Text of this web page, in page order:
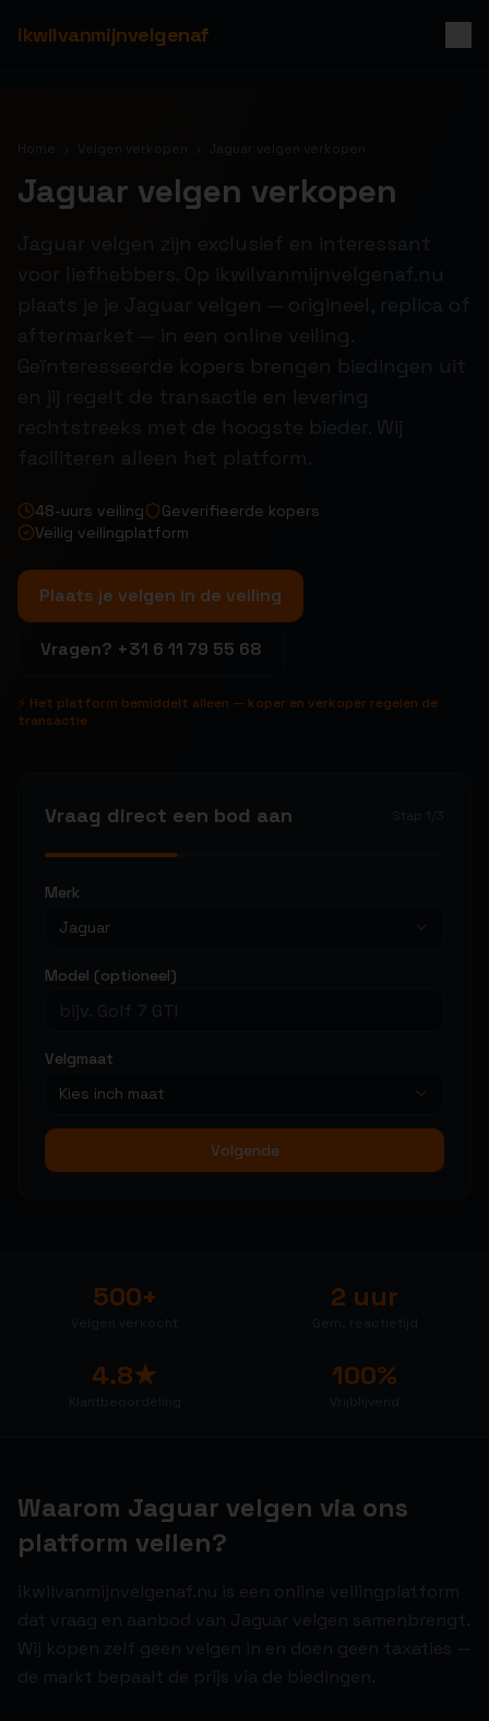
ikwilvanmijnvelgenaf
Home Velgen verkopen Jaguar velgen verkopen
Jaguar velgen verkopen
Jaguar velgen zijn exclusief en interessant
voor liefhebbers. Op ikwilvanmijnvelgenaf.nu
plaats je je Jaguar velgen — origineel, replica of
aftermarket — in een online veiling.
Geïnteresseerde kopers brengen biedingen uit
en jij regelt de transactie en levering
rechtstreeks met de hoogste bieder. Wij
faciliteren alleen het platform.
48-uurs veiling
Geverifieerde kopers
Veilig veilingplatform
Plaats je velgen in de veiling
Vragen? +31 6 11 79 55 68
⚡ Het platform bemiddelt alleen — koper en verkoper regelen de
transactie
Vraag direct een bod aan
Merk
Jaguar
Model (optioneel)
Velgmaat
Kies inch maat
Volgende
500+ 2 uur
4.8★ 100%
Waarom Jaguar velgen via ons
platform veilen?
ikwilvanmijnvelgenaf.nu is een online veilingplatform
dat vraag en aanbod van Jaguar velgen samenbrengt.
Wij kopen zelf geen velgen in en doen geen taxaties —
de markt bepaalt de prijs via de biedingen.